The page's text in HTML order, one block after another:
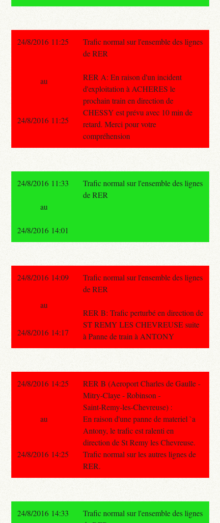
24/8/2016 11:25
Trafic normal sur l'ensemble des lignes
de RER
RER A: En raison d'un incident
d'exploitation à ACHERES le
prochain train en direction de
CHESSY est prévu avec 10 min de
retard. Merci pour votre
compréhension
au
24/8/2016 11:25
24/8/2016 11:33
Trafic normal sur l'ensemble des lignes
de RER
au
24/8/2016 14:01
24/8/2016 14:09
Trafic normal sur l'ensemble des lignes
de RER
RER B: Trafic perturbé en direction de
ST REMY LES CHEVREUSE suite
à Panne de train à ANTONY
au
24/8/2016 14:17
24/8/2016 14:25
RER B (Aeroport Charles de Gaulle -
Mitry-Claye - Robinson -
Saint-Remy-les-Chevreuse) :
En raison d'une panne de materiel `a
Antony, le trafic est ralenti en
direction de St Remy les Chevreuse.
Trafic normal sur les autres lignes de
RER.
au
24/8/2016 14:25
24/8/2016 14:33
Trafic normal sur l'ensemble des lignes